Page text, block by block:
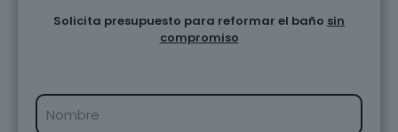
Solicita presupuesto para reformar el baño sin
compromiso